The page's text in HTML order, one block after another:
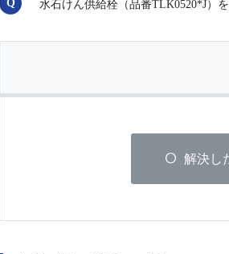
水石けん供給栓（品番TLK0520*J）
解決し